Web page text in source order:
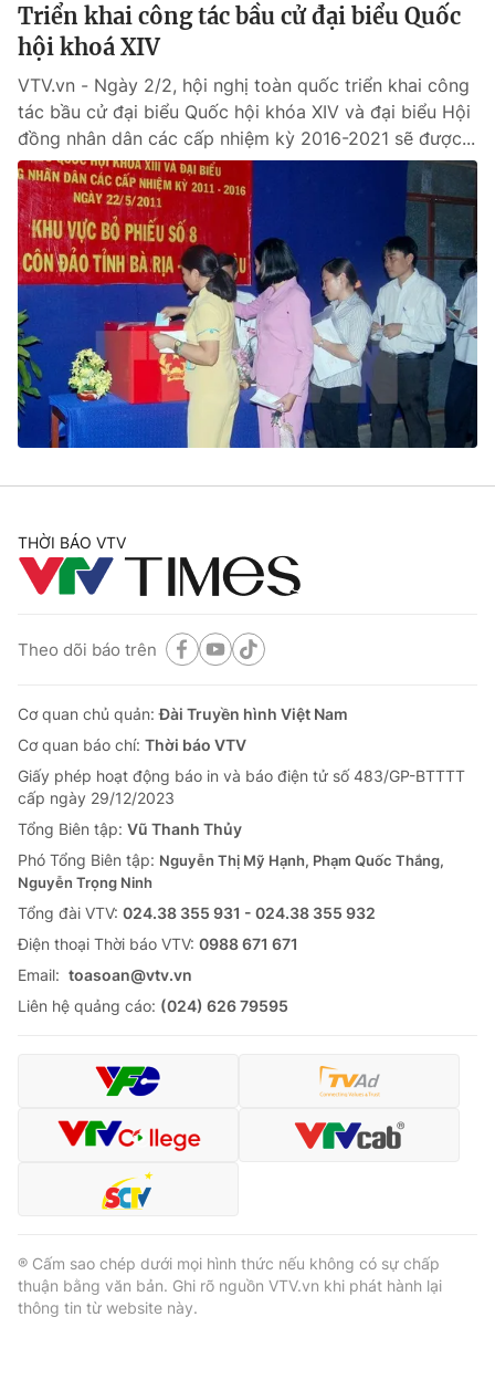
VTV9
Liên hệ tòa soạn English
THỜI BÁO VTV
Theo dõi báo trên
Cơ quan chủ quản:
Đài Truyền hình Việt Nam
Cơ quan báo chí:Thời báo VTV
Giấy phép hoạt động báo in và báo điện tử số 483/GP-BTTTT
Phó Tổng Biên tập:
Nguyễn Trọng Ninh
Tổng đài VTV:
024.38 355 931 - 024.38 355 932
Email:toasoan@vtv.vn
® Cấm sao chép dưới mọi hình thức nếu không có sự chấp
thuận bằng văn bản. Ghi rõ nguồn VTV.vn khi phát hành lại
Triển khai công tác bầu cử đại biểu Quốc
hội khoá XIV
VTV.vn - Ngày 2/2, hội nghị toàn quốc triển khai công
tác bầu cử đại biểu Quốc hội khóa XIV và đại biểu Hội
đồng nhân dân các cấp nhiệm kỳ 2016-2021 sẽ được...
THỜI BÁO VTV
Theo dõi báo trên
Cơ quan chủ quản:Đài Truyền hình Việt Nam
Cơ quan báo chí: Thời báo VTV
Giấy phép hoạt động báo in và báo điện tử số 483/GP-BTTTT
cấp ngày 29/12/2023
Tổng Biên tập: Vũ Thanh Thủy
Phó Tổng Biên tập: Nguyễn Thị Mỹ Hạnh, Phạm Quốc Thắng,
Nguyễn Trọng Ninh
Tổng đài VTV: 024.38 355 931 - 024.38 355 932
Ðiện thoại Thời báo VTV: 0988 671 671
Email: toasoan@vtv.vn
Liên hệ quảng cáo: (024) 626 79595
® Cấm sao chép dưới mọi hình thức nếu không có sự chấp
thuận bằng văn bản. Ghi rõ nguồn VTV.vn khi phát hành lại
thông tin từ website này.